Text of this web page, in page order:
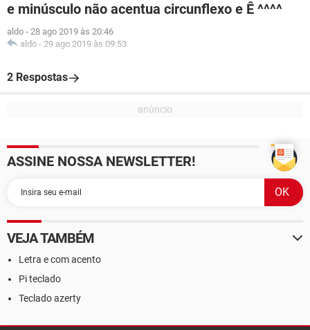
e minúsculo não acentua circunflexo e Ê ^^^^
aldo - 28 ago 2019 às 20:46
aldo - 29 ago 2019 às 09:53
2 Respostas
ASSINE NOSSA NEWSLETTER!
VEJA TAMBÉM
Letra e com acento
Pi teclado
Teclado azerty